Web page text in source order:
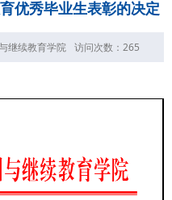
优秀毕业生表彰的决定
继续教育学院 访问次数： 265